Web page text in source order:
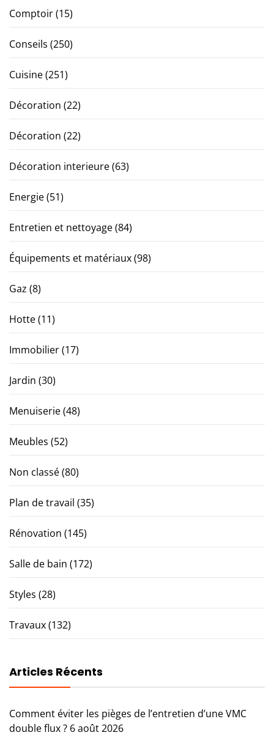
Comptoir(15)
Conseils (250)
Cuisine(251)
Décoration (22)
Décoration (22)
Décoration interieure(63)
Energie(51)
Entretien et nettoyage(84)
Équipements et matériaux(98)
Gaz (8)
Hotte(11)
Immobilier(17)
Jardin (30)
Menuiserie(48)
Meubles (52)
Non classé(80)
Plan de travail (35)
Rénovation (145)
Salle de bain (172)
Styles (28)
Travaux(132)
Articles Récents
Comment éviter les pièges de l’entretien d’une VMC
double flux ? 6 août 2026